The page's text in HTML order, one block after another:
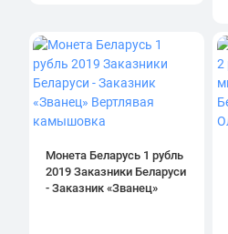
Монета Беларусь 1 рубль
2019 Заказники Беларуси
- Заказник «Званец»